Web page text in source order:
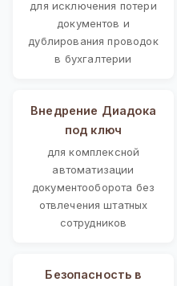
для исключения потери
документов и
дублирования проводок
в бухгалтерии
Внедрение Диадока
под ключ
для комплексной
автоматизации
документооборота без
отвлечения штатных
сотрудников
Безопасность в